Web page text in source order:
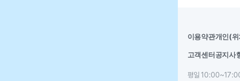
이용약관개인(
고객센터공지사
평일